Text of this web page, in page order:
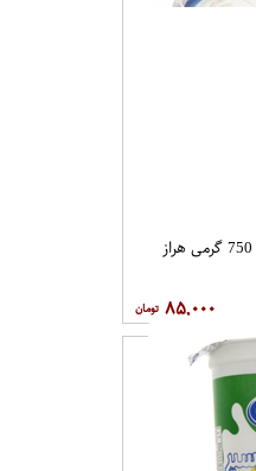
۸۵,۰۰۰